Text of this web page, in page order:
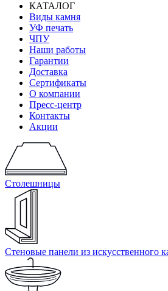
Основная
навигация
КАТАЛОГ
Виды камня
УФ печать
ЧПУ
Наши работы
Гарантии
Доставка
Сертификаты
О компании
Пресс-центр
Контакты
Акции
Столешницы
Стеновые панели из искусственного